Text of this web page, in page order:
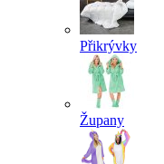
Přikrývky
Župany